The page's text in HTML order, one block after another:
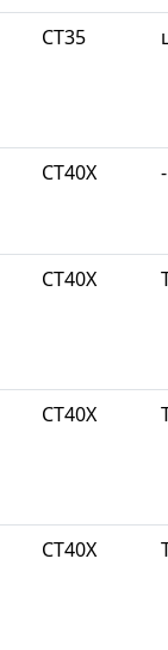
СТ35
СТ40Х -
СТ40Х
СТ40Х
СТ40Х